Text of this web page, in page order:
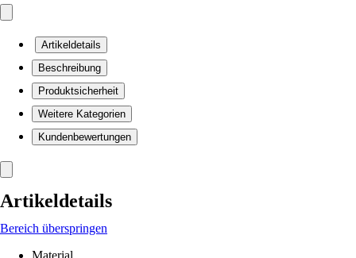
Artikeldetails
Beschreibung
Produktsicherheit
Weitere Kategorien
Kundenbewertungen
Artikeldetails
Bereich überspringen
Material